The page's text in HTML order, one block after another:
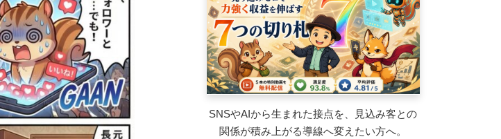
SNSやAIから生まれた接点を、見込み客との
関係が積み上がる導線へ変えたい方へ。